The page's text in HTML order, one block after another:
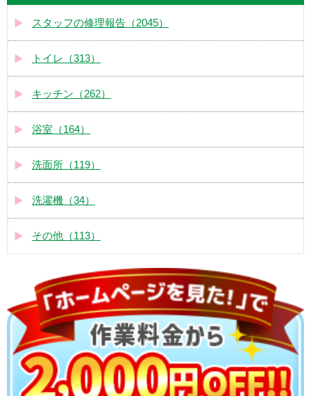
スタッフの修理報告（2045）
トイレ（313）
キッチン（262）
浴室（164）
洗面所（119）
洗濯機（34）
その他（113）